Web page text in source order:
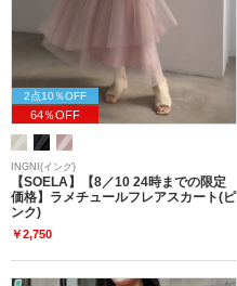
2点10％OFF
64％OFF
INGNI(イング)
【SOELA】【8／10 24時までの限定
価格】ラメチュールフレアスカート(ピ
ンク)
￥2,750